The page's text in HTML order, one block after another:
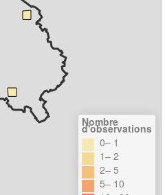
Nombre
d'observations
0– 1
1– 2
2– 5
5– 10